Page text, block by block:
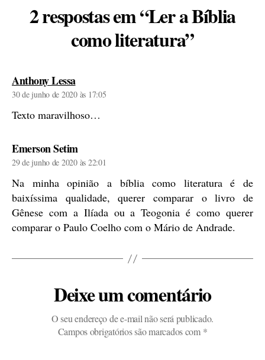
2 respostas em “Ler a Bíblia
como literatura”
Anthony Lessadiz:
30 de junho de 2020 às 17:05
Texto maravilhoso…
Emerson Setimdiz:
29 de junho de 2020 às 22:01
Na minha opinião a bíblia como literatura é de
baixíssima qualidade, querer comparar o livro de
Gênese com a Ilíada ou a Teogonia é como querer
comparar o Paulo Coelho com o Mário de Andrade.
Deixe um comentário
O seu endereço de e-mail não será publicado.
Campos obrigatórios são marcados com *